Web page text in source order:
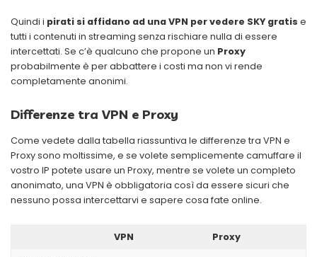
Quindi i pirati si affidano ad una VPN per vedere SKY gratis e
tutti i contenuti in streaming senza rischiare nulla di essere
intercettati. Se c’è qualcuno che propone un Proxy
probabilmente è per abbattere i costi ma non vi rende
completamente anonimi.
Differenze tra VPN e Proxy
Come vedete dalla tabella riassuntiva le differenze tra VPN e
Proxy sono moltissime, e se volete semplicemente camuffare il
vostro IP potete usare un Proxy, mentre se volete un completo
anonimato, una VPN è obbligatoria così da essere sicuri che
nessuno possa intercettarvi e sapere cosa fate online.
VPN Proxy